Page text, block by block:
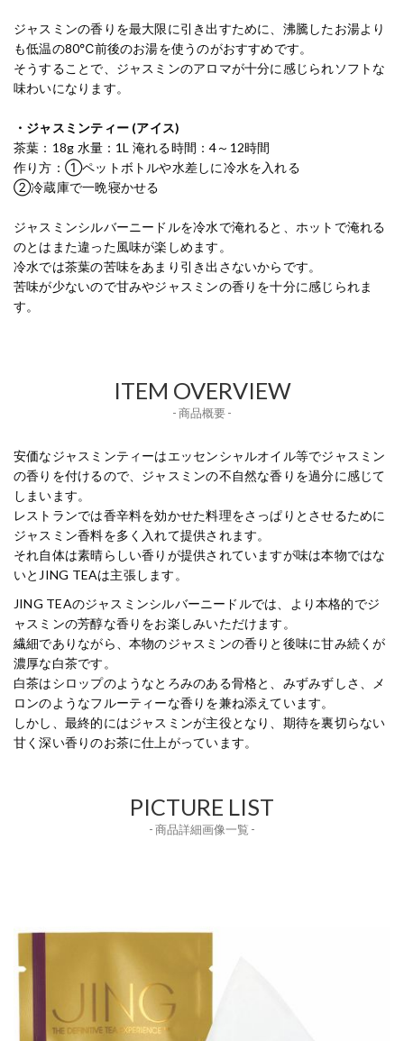
ジャスミンの香りを最大限に引き出すために、沸騰したお湯より
も低温の80℃前後のお湯を使うのがおすすめです。
そうすることで、ジャスミンのアロマが十分に感じられソフトな
味わいになります。
・ジャスミンティー (アイス)
茶葉：18g 水量：1L 淹れる時間：4～12時間
作り方：①ペットボトルや水差しに冷水を入れる
②冷蔵庫で一晩寝かせる
ジャスミンシルバーニードルを冷水で淹れると、ホットで淹れる
のとはまた違った風味が楽しめます。
冷水では茶葉の苦味をあまり引き出さないからです。
苦味が少ないので甘みやジャスミンの香りを十分に感じられま
す。
ITEM OVERVIEW
- 商品概要 -
安価なジャスミンティーはエッセンシャルオイル等でジャスミン
の香りを付けるので、ジャスミンの不自然な香りを過分に感じて
しまいます。
レストランでは香辛料を効かせた料理をさっぱりとさせるために
ジャスミン香料を多く入れて提供されます。
それ自体は素晴らしい香りが提供されていますが味は本物ではな
いとJING TEAは主張します。
JING TEAのジャスミンシルバーニードルでは、より本格的でジ
ャスミンの芳醇な香りをお楽しみいただけます。
繊細でありながら、本物のジャスミンの香りと後味に甘み続くが
濃厚な白茶です。
白茶はシロップのようなとろみのある骨格と、みずみずしさ、メ
ロンのようなフルーティーな香りを兼ね添えています。
しかし、最終的にはジャスミンが主役となり、期待を裏切らない
甘く深い香りのお茶に仕上がっています。
PICTURE LIST
- 商品詳細画像一覧 -